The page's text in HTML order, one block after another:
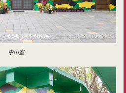
中山室